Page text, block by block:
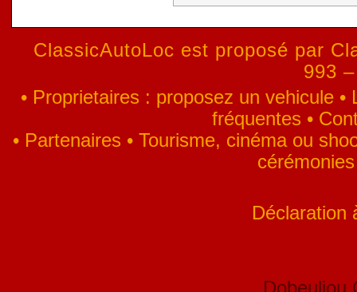
ClassicAutoLoc est proposé par
993
• Proprietaires : proposez un vehicule•
fréquentes •
• Partenaires • Tourisme, cinéma ou
cérémonies
Déclaration